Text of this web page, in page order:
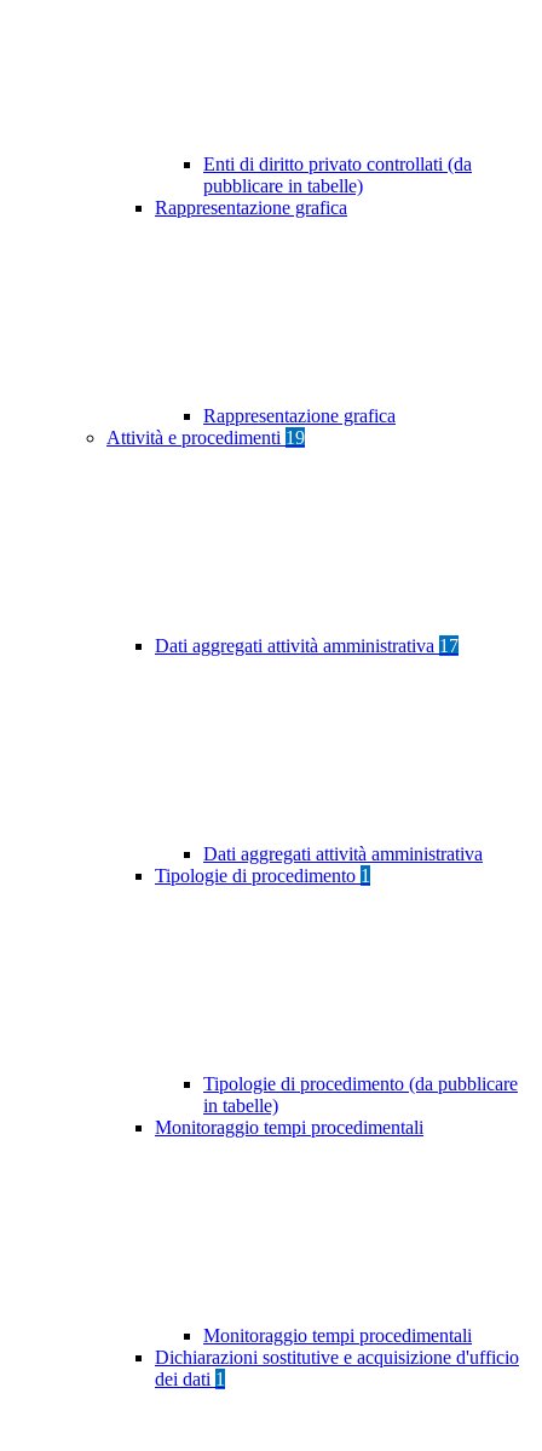
Enti di diritto privato controllati (da
pubblicare in tabelle)
Rappresentazione grafica
Rappresentazione grafica
Attività e procedimenti 19
Dati aggregati attività amministrativa 17
Dati aggregati attività amministrativa
Tipologie di procedimento 1
Tipologie di procedimento (da pubblicare
in tabelle)
Monitoraggio tempi procedimentali
Monitoraggio tempi procedimentali
Dichiarazioni sostitutive e acquisizione d'ufficio
dei dati 1